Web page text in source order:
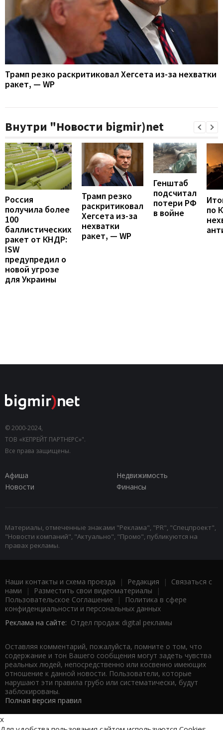
Трамп резко раскритиковал Хегсета из-за нехватки
ракет, — WP
Внутри "Новости bigmir)net
Россия
получила более
100
баллистических
ракет от КНДР:
ISW
предупредил о
новой угрозе
для Украины
Трамп резко
раскритиковал
Хегсета из-за
нехватки
ракет, — WP
Генштаб
подсчитал
потери РФ
в войне
по
© 2000-2024,
ТОВ «КЕПРЕЙТ ПАРТНЕРС»".
Все права защищены.
Афиша
Недвижимость
Новости
Финансы
Материалы, отмеченные знаками "Реклама", "PR", "Спецпроект",
"Новости компаний", "Актуально", "Промо", публикуются на
правах рекламы.
Наши контакты и схема проезда | Редакция | Связаться с
нами | Разместить свои видеоматериалы |
Пользовательское Соглашение |
Политика в сфере
конфиденциальности и персональных данных
Реклама на сайте: Отдел продаж digital рекламы
Оставляя комментарий, пожалуйста, помните о том, что
содержание и тон Вашего сообщения могут задеть чувства
реальных людей, непосредственно или косвенно имеющих
отношение к данной новости. Пользователи, которые
нарушают эти правила грубо или систематически, будут
заблокированы.
Полная версия правил
x